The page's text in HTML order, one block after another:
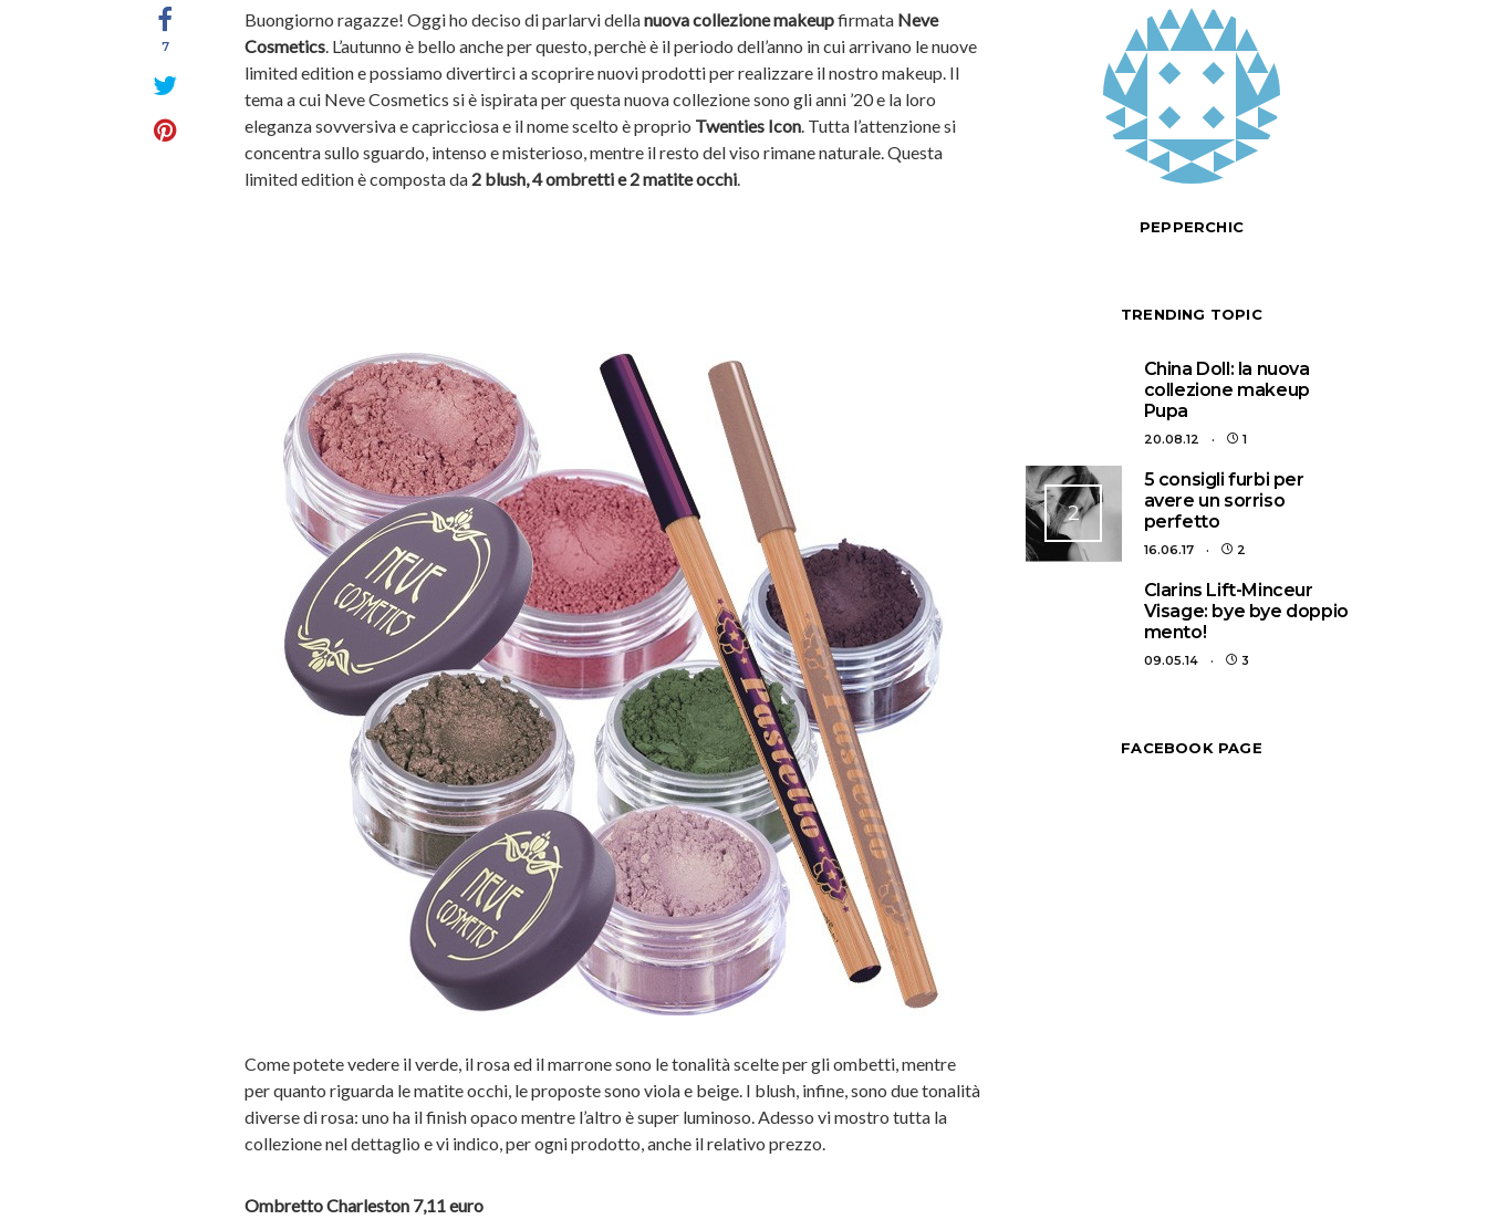
7
Buongiorno ragazze! Oggi ho deciso di parlarvi dellanuova collezione makeupfirmata Neve
Cosmetics. L’autunno è bello anche per questo, perchè è il periodo dell’anno in cui arrivano le nuove
limited edition e possiamo divertirci a scoprire nuovi prodotti per realizzare il nostro makeup. Il
tema a cui Neve Cosmetics si è ispirata per questa nuova collezione sono gli anni ’20 e la loro
eleganza sovversiva e capricciosa e il nome scelto è proprio Twenties Icon. Tutta l’attenzione si
concentra sullo sguardo, intenso e misterioso, mentre il resto del viso rimane naturale. Questa
limited edition è composta da 2 blush, 4 ombretti e 2 matite occhi.
Come potete vedere il verde, il rosa ed il marrone sono le tonalità scelte per gli ombetti, mentre
per quanto riguarda le matite occhi, le proposte sono viola e beige. I blush, infine, sono due tonalità
diverse di rosa: uno ha il finish opaco mentre l’altro è super luminoso. Adesso vi mostro tutta la
collezione nel dettaglio e vi indico, per ogni prodotto, anche il relativo prezzo.
Ombretto Charleston 7,11 euro
PEPPERCHIC
TRENDING TOPIC
China Doll: la nuova
collezione makeup
Pupa
20.08.12 1
2
5 consigli furbi per
avere un sorriso
perfetto
16.06.17 2
Clarins Lift-Minceur
Visage: bye bye doppio
mento!
09.05.14 3
FACEBOOK PAGE